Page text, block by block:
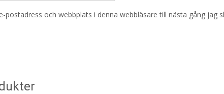
postadress och webbplats i denna webbläsare till nästa gång jag